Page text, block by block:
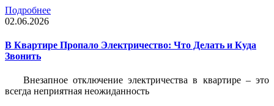
Подробнее
02.06.2026
В Квартире Пропало Электричество: Что Делать и Куда
Звонить
Внезапное отключение электричества в квартире – это
всегда неприятная неожиданность